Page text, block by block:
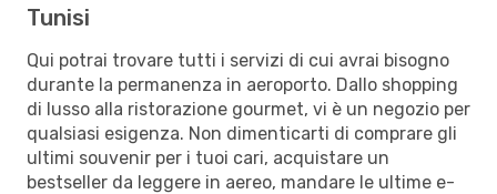
Tunisi
Qui potrai trovare tutti i servizi di cui avrai bisogno
durante la permanenza in aeroporto. Dallo shopping
di lusso alla ristorazione gourmet, vi è un negozio per
qualsiasi esigenza. Non dimenticarti di comprare gli
ultimi souvenir per i tuoi cari, acquistare un
bestseller da leggere in aereo, mandare le ultime e-